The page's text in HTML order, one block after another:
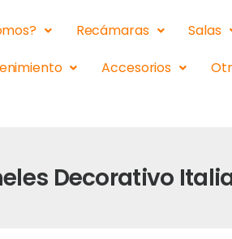
Recámaras Salas
Accesorios
Decorativo